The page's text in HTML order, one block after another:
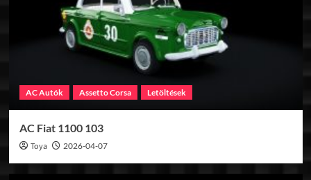
AC Autók Assetto Corsa Letöltések
AC Fiat 1100 103
Toya 2026-04-07